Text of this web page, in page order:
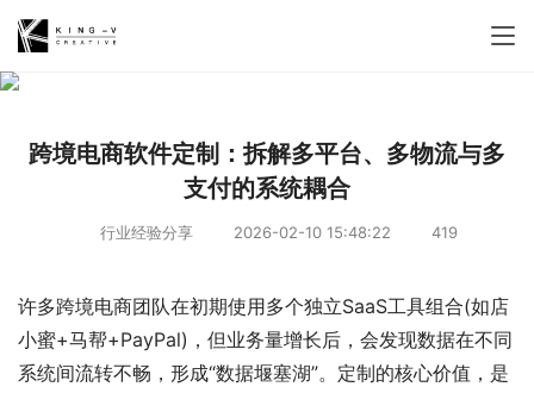
跨境电商软件定制：拆解多平台、多物流与多
支付的系统耦合
行业经验分享 2026-02-10 15:48:22 419
许多跨境电商团队在初期使用多个独立SaaS工具组合(如店
小蜜+马帮+PayPal)，但业务量增长后，会发现数据在不同
系统间流转不畅，形成“数据堰塞湖”。定制的核心价值，是